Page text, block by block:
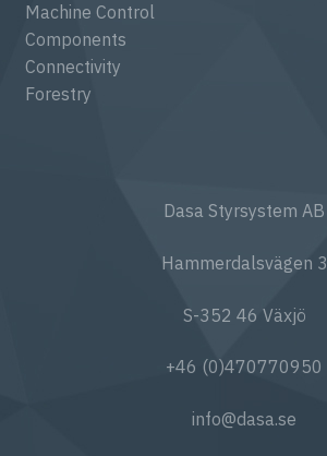
Machine Control
Components
Connectivity
Forestry
Dasa Styrsystem AB
Hammerdalsvägen 3
S-352 46 Växjö
+46 (0)470770950
info@dasa.se